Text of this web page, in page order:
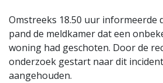
Omstreeks 18.50 uur informeerde
pand de meldkamer dat een
woning had geschoten. Door de
onderzoek gestart naar dit
aangehouden.